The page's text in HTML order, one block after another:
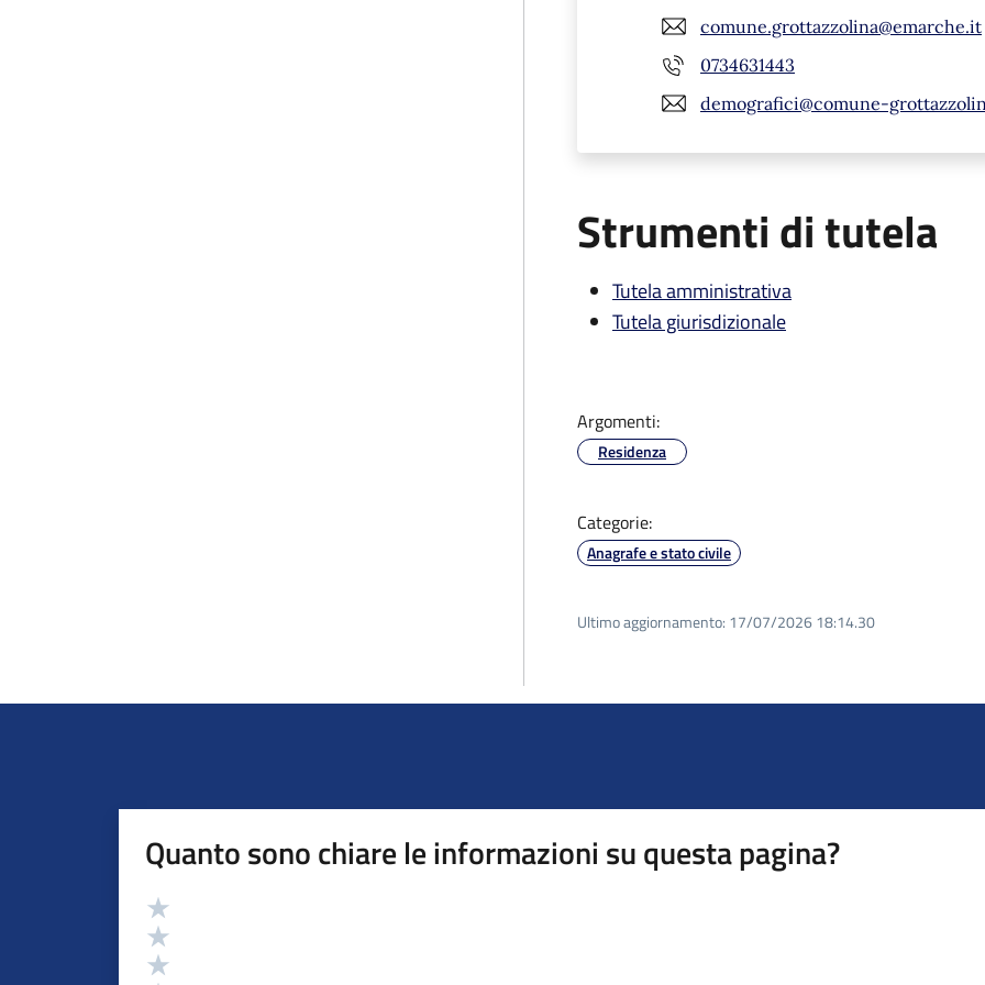
comune.grottazzolina@emarche.it
0734631443
demografici@comune-
Strumenti di tutela
Tutela amministrativa
Tutela giurisdizionale
Argomenti:
Residenza
Categorie:
Anagrafe e stato civile
Ultimo aggiornamento: 17/07/2026 18:14.30
Quanto sono chiare le informazioni su questa pagina?
Valutazione